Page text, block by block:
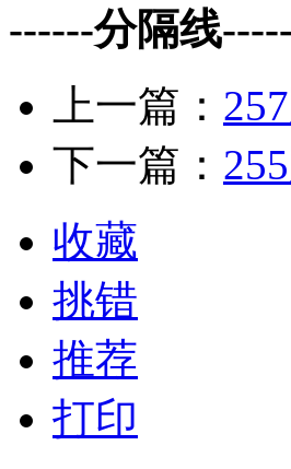
------分隔线
上一篇：
下一篇：
收藏
挑错
推荐
打印